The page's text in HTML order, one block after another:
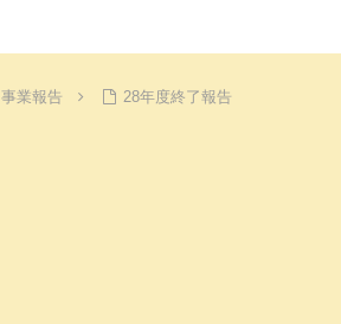
事業報告 28年度終了報告